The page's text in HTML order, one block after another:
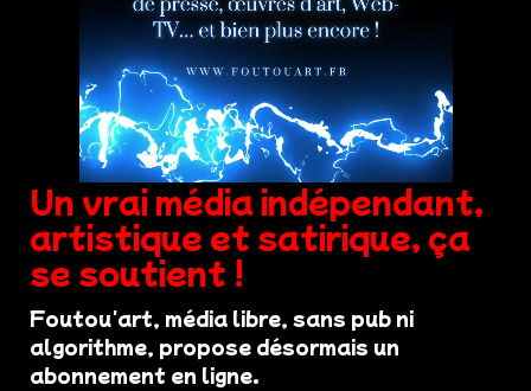
Un vrai média indépendant,
artistique et satirique, ça
se soutient !
Foutou'art, média libre, sans pub ni
algorithme, propose désormais un
abonnement en ligne.